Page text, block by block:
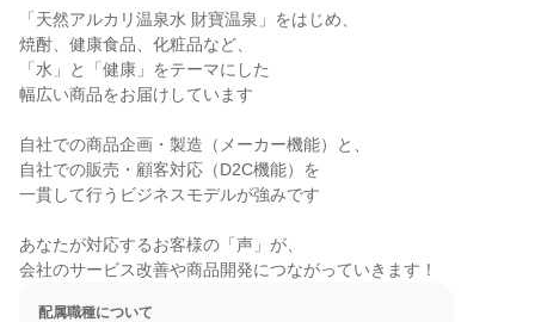
「天然アルカリ温泉水 財寶温泉」をはじめ、
焼酎、健康食品、化粧品など、
「水」と「健康」をテーマにした
幅広い商品をお届けしています
自社での商品企画・製造（メーカー機能）と、
自社での販売・顧客対応（D2C機能）を
一貫して行うビジネスモデルが強みです
あなたが対応するお客様の「声」が、
会社のサービス改善や商品開発につながっていきます！
配属職種について